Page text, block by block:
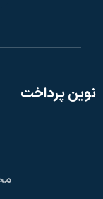
نوین پرداخت